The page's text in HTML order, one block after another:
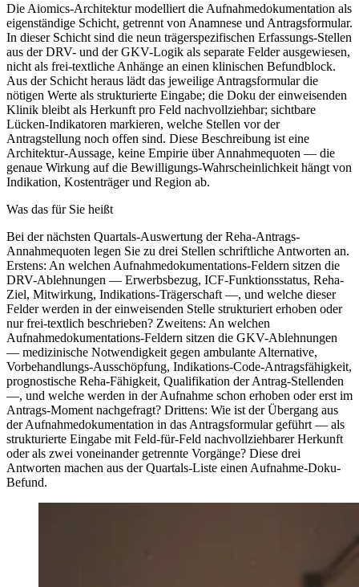
Die Aiomics-Architektur modelliert die Aufnahmedokumentation als
eigenständige Schicht, getrennt von Anamnese und Antragsformular.
In dieser Schicht sind die neun trägerspezifischen Erfassungs-Stellen
aus der DRV- und der GKV-Logik als separate Felder ausgewiesen,
nicht als frei-textliche Anhänge an einen klinischen Befundblock.
Aus der Schicht heraus lädt das jeweilige Antragsformular die
nötigen Werte als strukturierte Eingabe; die Doku der einweisenden
Klinik bleibt als Herkunft pro Feld nachvollziehbar; sichtbare
Lücken-Indikatoren markieren, welche Stellen vor der
Antragstellung noch offen sind. Diese Beschreibung ist eine
Architektur-Aussage, keine Empirie über Annahmequoten — die
genaue Wirkung auf die Bewilligungs-Wahrscheinlichkeit hängt von
Indikation, Kostenträger und Region ab.
Was das für Sie heißt
Bei der nächsten Quartals-Auswertung der Reha-Antrags-
Annahmequoten legen Sie zu drei Stellen schriftliche Antworten an.
Erstens: An welchen Aufnahmedokumentations-Feldern sitzen die
DRV-Ablehnungen — Erwerbsbezug, ICF-Funktionsstatus, Reha-
Ziel, Mitwirkung, Indikations-Trägerschaft —, und welche dieser
Felder werden in der einweisenden Stelle strukturiert erhoben oder
nur frei-textlich beschrieben? Zweitens: An welchen
Aufnahmedokumentations-Feldern sitzen die GKV-Ablehnungen
— medizinische Notwendigkeit gegen ambulante Alternative,
Vorbehandlungs-Ausschöpfung, Indikations-Code-Antragsfähigkeit,
prognostische Reha-Fähigkeit, Qualifikation der Antrag-Stellenden
—, und welche werden in der Aufnahme schon erhoben oder erst im
Antrags-Moment nachgefragt? Drittens: Wie ist der Übergang aus
der Aufnahmedokumentation in das Antragsformular geführt — als
strukturierte Eingabe mit Feld-für-Feld nachvollziehbarer Herkunft
oder als zwei voneinander getrennte Vorgänge? Diese drei
Antworten machen aus der Quartals-Liste einen Aufnahme-Doku-
Befund.